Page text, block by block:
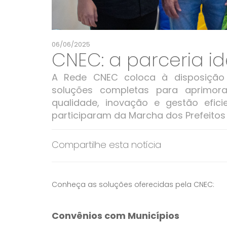
06/06/2025
CNEC: a parceria
A Rede CNEC coloca à
soluções completas para
qualidade, inovação e gestão
participaram da Marcha dos Prefeitos
Compartilhe esta notícia
Conheça as soluções oferecidas pela CNEC:
Convênios com Municípios